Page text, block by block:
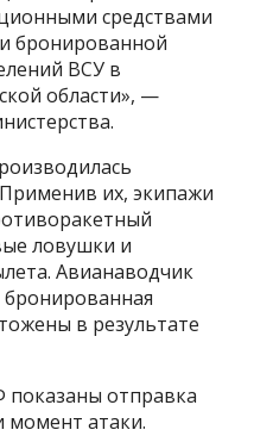
средствами
бронированной
ВСУ в
области», —
их, экипажи
ловушки и
Авианаводчик
в результате
отправка
момент атаки.